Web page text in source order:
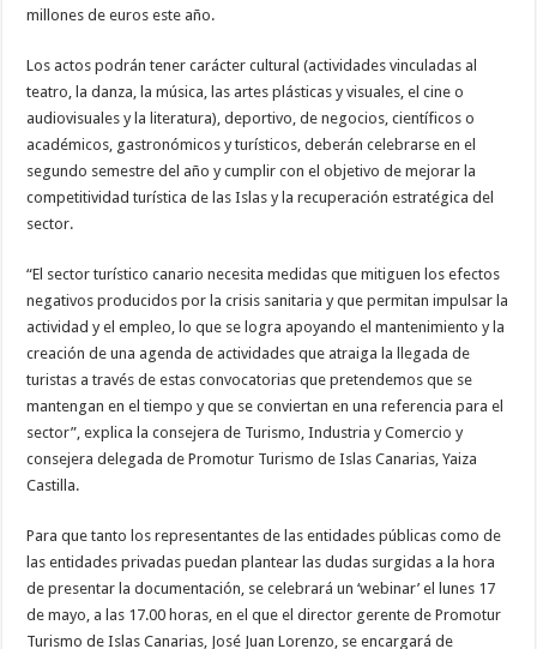
millones de euros este año.
Los actos podrán tener carácter cultural (actividades vinculadas al
teatro, la danza, la música, las artes plásticas y visuales, el cine o
audiovisuales y la literatura), deportivo, de negocios, científicos o
académicos, gastronómicos y turísticos, deberán celebrarse en el
segundo semestre del año y cumplir con el objetivo de mejorar la
competitividad turística de las Islas y la recuperación estratégica del
sector.
“El sector turístico canario necesita medidas que mitiguen los efectos
negativos producidos por la crisis sanitaria y que permitan impulsar la
actividad y el empleo, lo que se logra apoyando el mantenimiento y la
creación de una agenda de actividades que atraiga la llegada de
turistas a través de estas convocatorias que pretendemos que se
mantengan en el tiempo y que se conviertan en una referencia para el
sector”, explica la consejera de Turismo, Industria y Comercio y
consejera delegada de Promotur Turismo de Islas Canarias, Yaiza
Castilla.
Para que tanto los representantes de las entidades públicas como de
las entidades privadas puedan plantear las dudas surgidas a la hora
de presentar la documentación, se celebrará un ‘webinar’ el lunes 17
de mayo, a las 17.00 horas, en el que el director gerente de Promotur
Turismo de Islas Canarias, José Juan Lorenzo, se encargará de
nuestra web
funcione lo
mejor posible
durante tu
visita. Si
rechaza estas
cookies,
algunas
desaparecerán
Marketing
Al compartir tus
intereses y
comportamiento
mientras visitas
nuestro sitio,
aumentas la
posibilidad de
ver contenido y
ofertas